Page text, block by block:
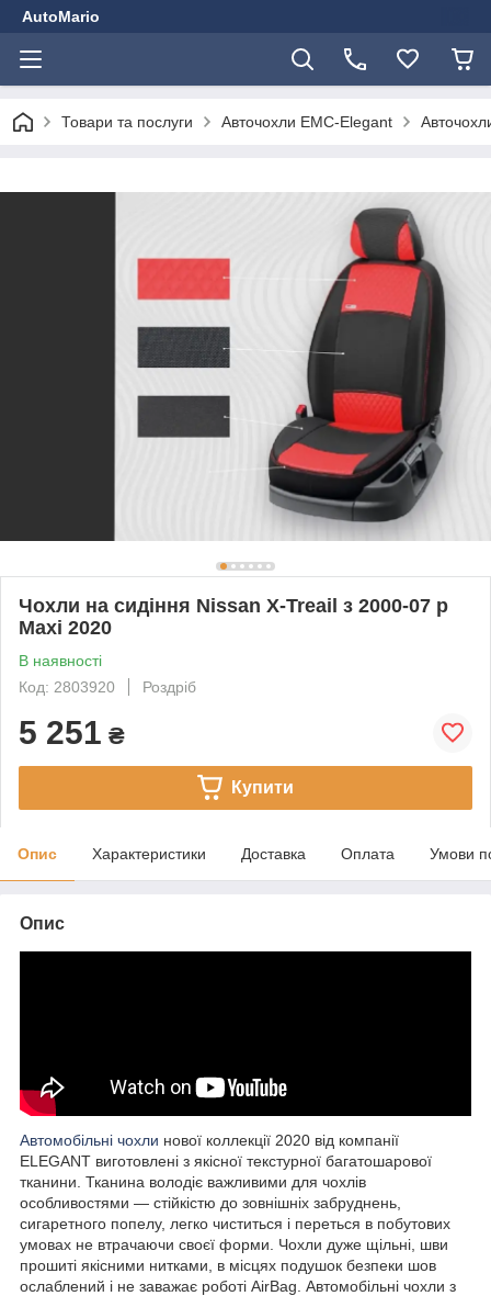
AutoMario
Товари та послуги Авточохли EMC-Elegant
Чохли на сидіння Nissan Х-Treail з 2000-07 р
Maxi 2020
В наявності
Код: 2803920
Роздріб
5 251 ₴
Купити
Опис Характеристики Доставка Оплата Умови
Опис
Автомобільні чохли нової коллекції 2020 від компанії
ELEGANT виготовлені з якісної текстурної багатошарової
тканини. Тканина володіє важливими для чохлів
особливостями — стійкістю до зовнішніх забруднень,
сигаретного попелу, легко чиститься і переться в побутових
умовах не втрачаючи своєї форми. Чохли дуже щільні, шви
прошиті якісними нитками, в місцях подушок безпеки шов
ослаблений і не заважає роботі AirBag. Автомобільні чохли з